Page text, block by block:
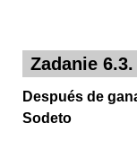
Zadanie 6.3.
Después de
Sodeto